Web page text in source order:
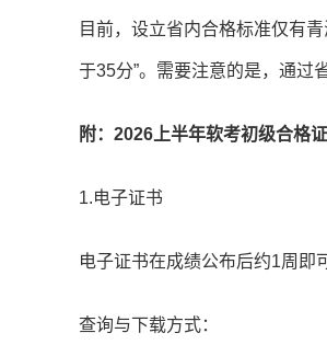
目前，设立省内合格标准仅有
于35分”。需要注意的是，通过
附：2026上半年软考初级合格
1.电子证书
电子证书在成绩公布后约1周即
查询与下载方式：